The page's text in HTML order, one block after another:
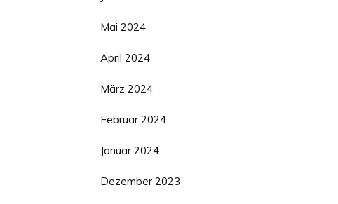
Mai 2024
April 2024
März 2024
Februar 2024
Januar 2024
Dezember 2023